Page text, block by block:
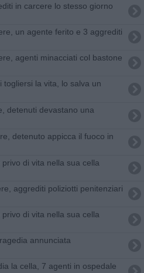
in carcere lo stesso giorno
un agente ferito e 3 aggrediti
agenti minacciati col bastone
togliersi la vita, lo salva un
detenuti devastano una
detenuto appicca il fuoco in
di vita nella sua cella
aggrediti poliziotti penitenziari
di vita nella sua cella
annunciata
la cella, 7 agenti in ospedale